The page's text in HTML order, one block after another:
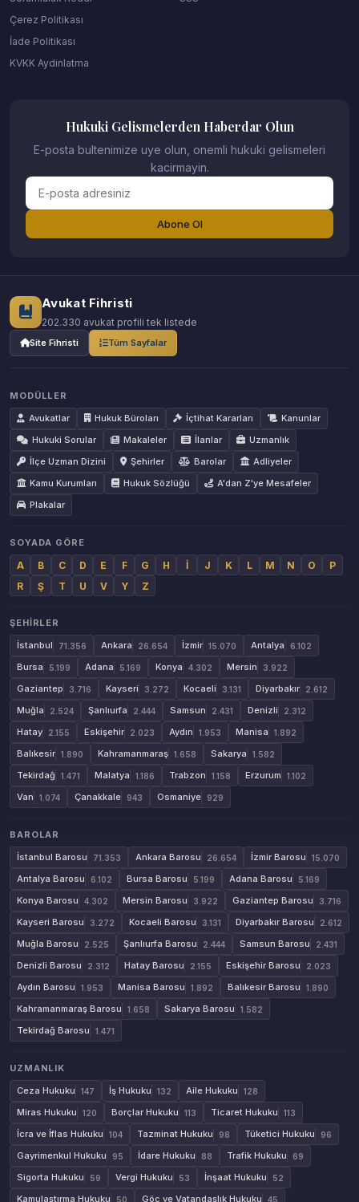
Çerez Politikası
İade Politikası
KVKK Aydinlatma
Hukuki Gelismelerden Haberdar Olun
E-posta bultenimize uye olun, onemli hukuki gelismeleri
kacirmayin.
Abone Ol
Avukat Fihristi
202.330 avukat profili tek listede
Site Fihristi Tüm Sayfalar
MODÜLLER
Avukatlar
Hukuk Büroları İçtihat Kararları
Kanunlar
Hukuki Sorular
Makaleler İlanlar
Uzmanlık
İlçe Uzman Dizini
Şehirler Barolar
Adliyeler
Kamu Kurumları
Hukuk Sözlüğü
A'dan Z'ye Mesafeler
Plakalar
SOYADA GÖRE
A B C D E F G H İ J K L M N O
P
R
Ş T U V Y Z
ŞEHIRLER
İstanbul
71.356 Ankara 26.654 İzmir 15.070 Antalya 6.102
Bursa 5.199 Adana 5.169 Konya 4.302 Mersin 3.922
Gaziantep 3.716 Kayseri 3.272 Kocaeli 3.131 Diyarbakır 2.612
Muğla 2.524 Şanlıurfa 2.444 Samsun 2.431 Denizli 2.312
Hatay 2.155 Eskişehir 2.023 Aydın 1.953 Manisa 1.892
Balıkesir 1.890 Kahramanmaraş 1.658 Sakarya 1.582
Tekirdağ 1.471 Malatya 1.186 Trabzon 1.158 Erzurum 1.102
Van 1.074 Çanakkale 943 Osmaniye 929
BAROLAR
İstanbul Barosu
71.353 Ankara Barosu 26.654 İzmir Barosu 15.070
Antalya Barosu 6.102 Bursa Barosu 5.199 Adana Barosu 5.169
Konya Barosu 4.302 Mersin Barosu 3.922 Gaziantep Barosu 3.716
Kayseri Barosu 3.272 Kocaeli Barosu 3.131 Diyarbakır Barosu 2.612
Muğla Barosu 2.525 Şanlıurfa Barosu 2.444 Samsun Barosu 2.431
Denizli Barosu 2.312 Hatay Barosu 2.155 Eskişehir Barosu 2.023
Aydın Barosu 1.953 Manisa Barosu 1.892 Balıkesir Barosu 1.890
Kahramanmaraş Barosu 1.658 Sakarya Barosu 1.582
Tekirdağ Barosu 1.471
UZMANLIK
Ceza Hukuku
147 İş Hukuku 132 Aile Hukuku 128
Miras Hukuku 120 Borçlar Hukuku 113 Ticaret Hukuku 113
İcra ve İflas Hukuku 104 Tazminat Hukuku 98 Tüketici Hukuku 96
Gayrimenkul Hukuku 95 İdare Hukuku 88 Trafik Hukuku 69
Sigorta Hukuku 59 Vergi Hukuku 53 İnşaat Hukuku 52
Kamulaştırma Hukuku 50 Göç ve Vatandaşlık Hukuku 45